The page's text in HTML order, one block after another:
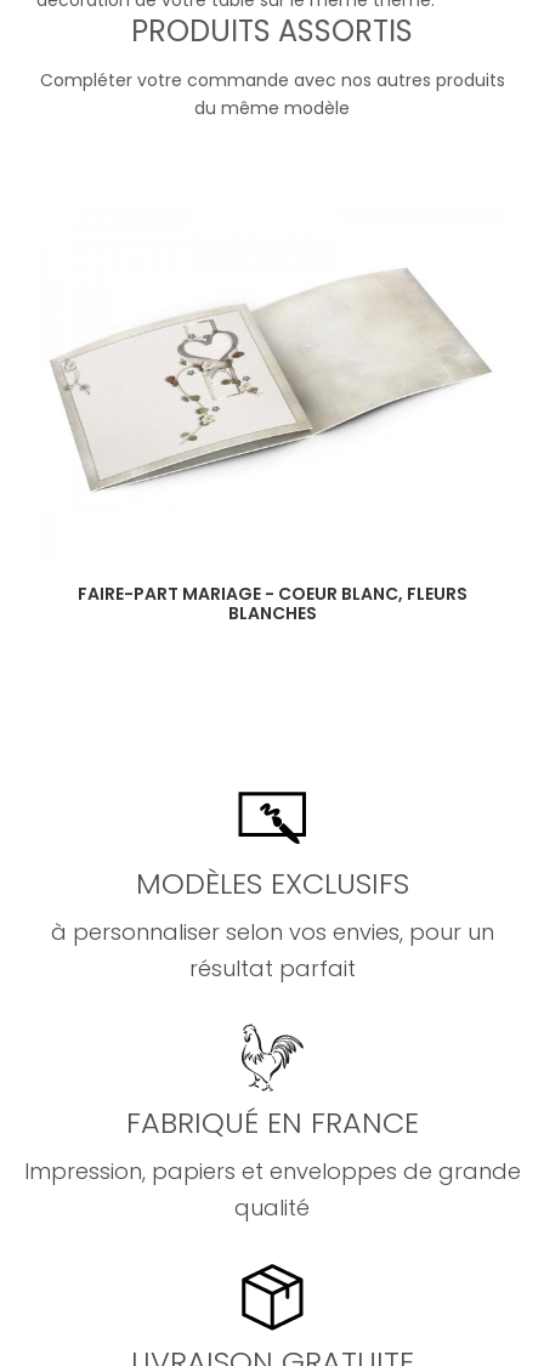
PRODUITS ASSORTIS
Compléter votre commande avec nos autres produits
du même modèle
FAIRE-PART MARIAGE - COEUR BLANC, FLEURS
BLANCHES
MODÈLES EXCLUSIFS
à personnaliser selon vos envies, pour un
résultat parfait
FABRIQUÉ EN FRANCE
Impression, papiers et enveloppes de grande
qualité